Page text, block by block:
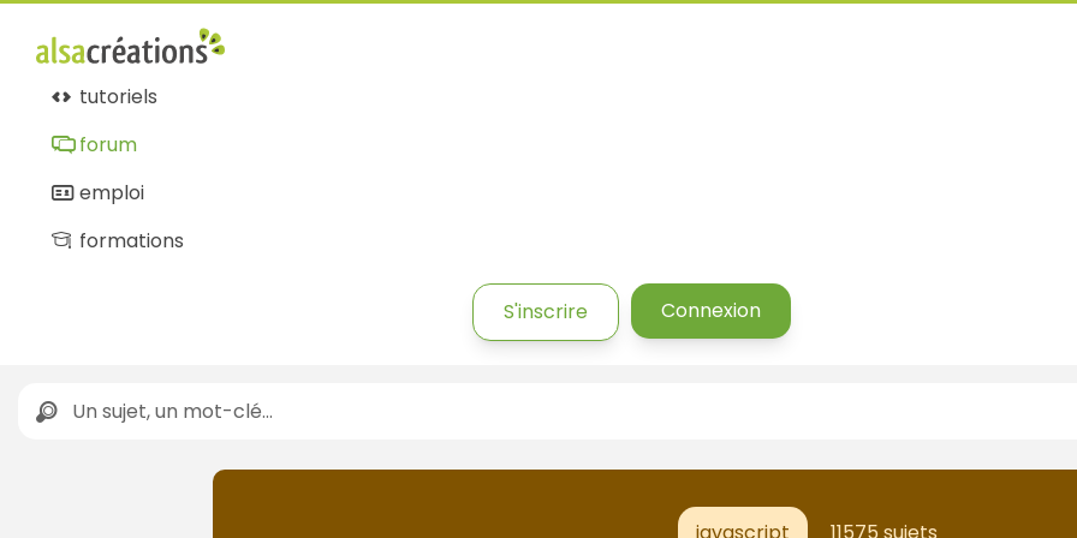
tutoriels
forum
emploi
formations
S'inscrire Connexion